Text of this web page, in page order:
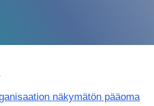
näkymätön pääoma